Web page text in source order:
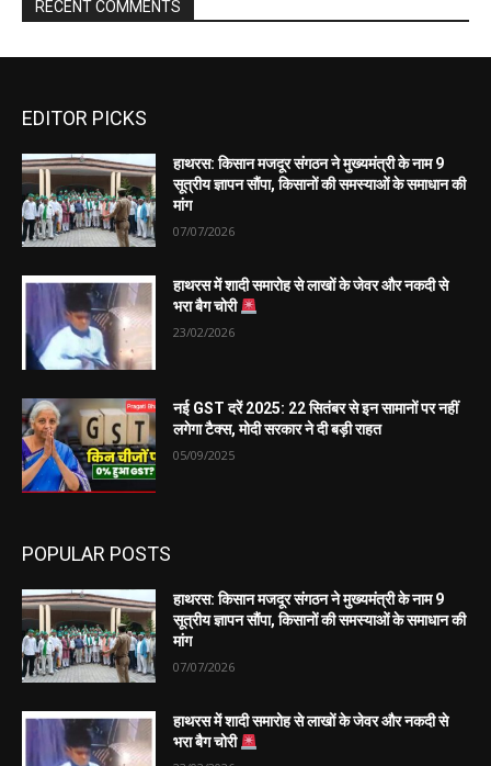
EDITOR PICKS
हाथरस: किसान मजदूर संगठन ने मुख्यमंत्री के नाम 9
सूत्रीय ज्ञापन सौंपा, किसानों की समस्याओं के समाधान की
मांग
07/07/2026
हाथरस में शादी समारोह से लाखों के जेवर और नकदी से
भरा बैग चोरी
23/02/2026
नई GST दरें 2025: 22 सितंबर से इन सामानों पर नहीं
लगेगा टैक्स, मोदी सरकार ने दी बड़ी राहत
05/09/2025
POPULAR POSTS
हाथरस: किसान मजदूर संगठन ने मुख्यमंत्री के नाम 9
सूत्रीय ज्ञापन सौंपा, किसानों की समस्याओं के समाधान की
मांग
07/07/2026
हाथरस में शादी समारोह से लाखों के जेवर और नकदी से
भरा बैग चोरी